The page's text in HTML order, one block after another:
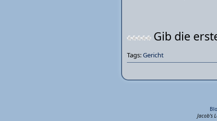
Gib die
Tags:Gericht
Jacob's